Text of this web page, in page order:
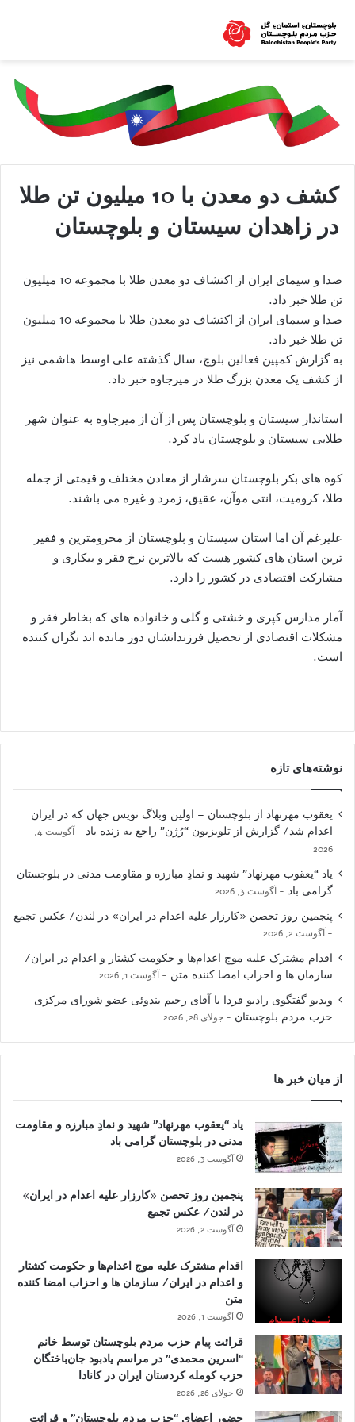
کشف دو معدن با 10 میلیون تن طلا
در زاهدان سیستان و بلوچستان
صدا و سیمای ایران از اکتشاف دو معدن طلا با مجموعه 10 میلیون
تن طلا خبر داد.
صدا و سیمای ایران از اکتشاف دو معدن طلا با مجموعه 10 میلیون
تن طلا خبر داد.
به گزارش کمپین فعالین بلوچ، سال گذشته علی اوسط هاشمی نیز
از کشف یک معدن بزرگ طلا در میرجاوه خبر داد.
استاندار سیستان و بلوچستان پس از آن از میرجاوه به عنوان شهر
طلایی سیستان و بلوچستان یاد کرد.
کوه های بکر بلوچستان سرشار از معادن مختلف و قیمتی از جمله
طلا، کرومیت، انتی موآن، عقیق، زمرد و غیره می باشند.
علیرغم آن اما استان سیستان و بلوچستان از محرومترین و فقیر
ترین استان های کشور هست که بالاترین نرخ فقر و بیکاری و
مشارکت اقتصادی در کشور را دارد.
آمار مدارس کپری و خشتی و گلی و خانواده های که بخاطر فقر و
مشکلات اقتصادی از تحصیل فرزندانشان دور مانده اند نگران کننده
است.
نوشته‌های تازه
یعقوب مهرنهاد از بلوچستان – اولین وبلاگ نویس جهان که در ایران
اعدام شد/ گزارش از تلویزیون “رُژن” راجع به زنده یاد
آگوست 4,
2026
یاد “یعقوب مهرنهاد” شهید و نمادِ مبارزه و مقاومت مدنی در بلوچستان
گرامی باد
آگوست 3, 2026
پنجمین روز تحصن «کارزار علیه اعدام در ایران» در لندن/ عکس تجمع
آگوست 2, 2026
اقدام مشترک علیه موج اعدام‌ها و حکومت کشتار و اعدام در ایران/
سازمان ها و احزاب امضا کننده متن
آگوست 1, 2026
ویدیو گفتگوی رادیو فردا با آقای رحیم بندوئی عضو شورای مرکزی
حزب مردم بلوچستان
جولای 28, 2026
از میان خبر ها
یاد “یعقوب مهرنهاد” شهید و نمادِ مبارزه و مقاومت
مدنی در بلوچستان گرامی باد
آگوست 3, 2026
پنجمین روز تحصن «کارزار علیه اعدام در ایران»
در لندن/ عکس تجمع
آگوست 2, 2026
اقدام مشترک علیه موج اعدام‌ها و حکومت کشتار
و اعدام در ایران/ سازمان ها و احزاب امضا کننده
متن
آگوست 1, 2026
قرائت پیام حزب مردم بلوچستان توسط خانم
“اسرین محمدی” در مراسم یادبود جان‌باختگان
حزب کومله کردستان ایران در کانادا
جولای 26, 2026
حضور اعضای “حزب مردم بلوچستان” و قرائت